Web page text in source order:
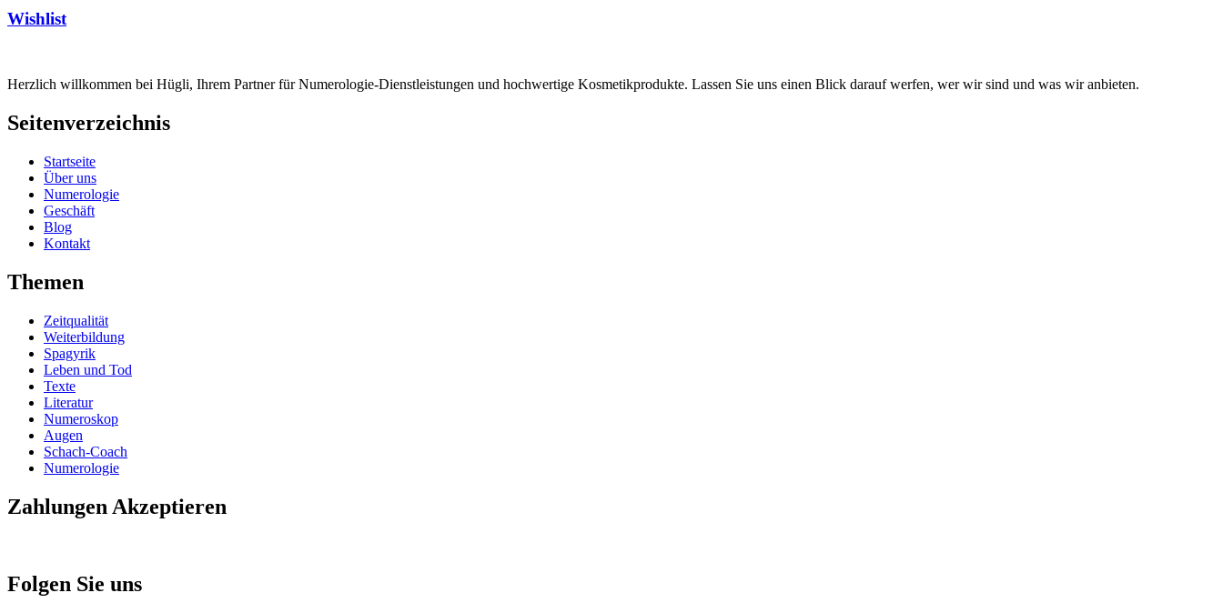
Wishlist
Herzlich willkommen bei Hügli, Ihrem Partner für Numerologie-Dienstleistungen und hochwertige Kosmetikprodukte. Lassen Sie uns einen Blick darauf werfen, wer wir sind und was wir anbieten.
Seitenverzeichnis
Startseite
Über uns
Numerologie
Geschäft
Blog
Kontakt
Themen
Zeitqualität
Weiterbildung
Spagyrik
Leben und Tod
Texte
Literatur
Numeroskop
Augen
Schach-Coach
Numerologie
Zahlungen Akzeptieren
Folgen Sie uns